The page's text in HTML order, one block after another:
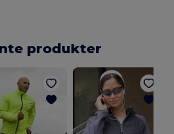
produkter